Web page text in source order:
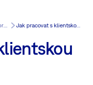
Knowledge Base pro Easy8 Jak pracovat s klientskou zónou